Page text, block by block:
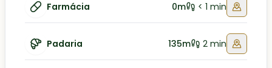
Farmácia 0m < 1 min
Padaria 135m 2 min